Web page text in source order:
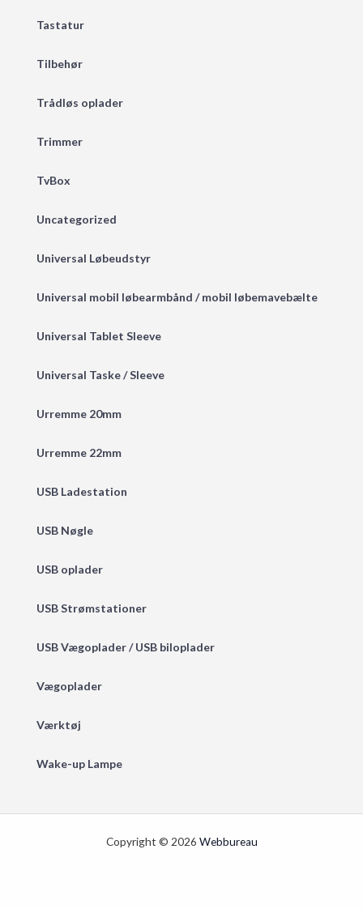
Tastatur
Tilbehør
Trådløs oplader
Trimmer
TvBox
Uncategorized
Universal Løbeudstyr
Universal mobil løbearmbånd / mobil løbemavebælte
Universal Tablet Sleeve
Universal Taske / Sleeve
Urremme 20mm
Urremme 22mm
USB Ladestation
USB Nøgle
USB oplader
USB Strømstationer
USB Vægoplader / USB biloplader
Vægoplader
Værktøj
Wake-up Lampe
Copyright © 2026 Webbureau